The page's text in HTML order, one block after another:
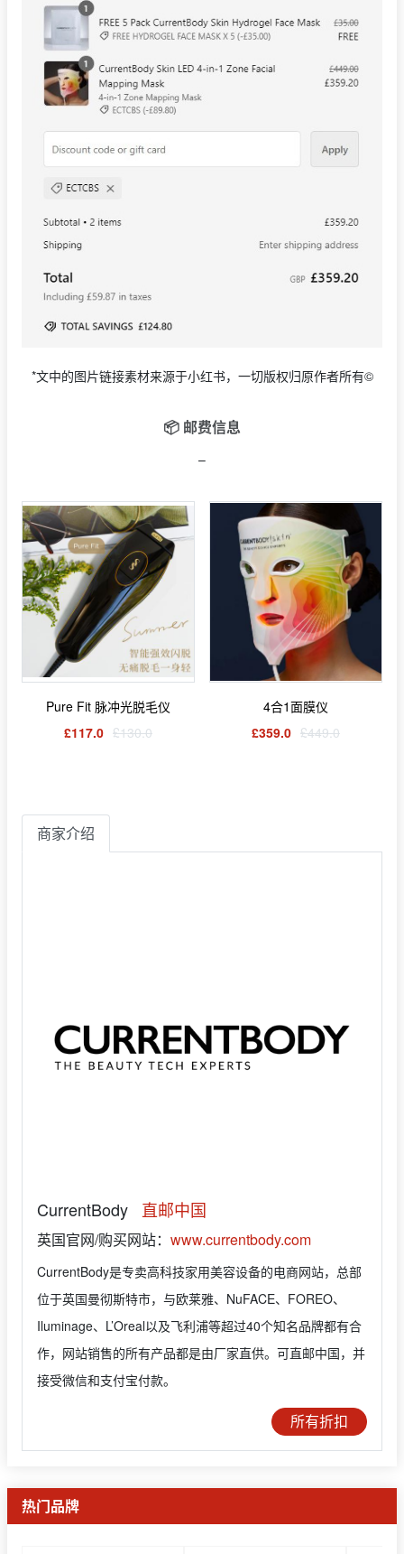
*文中的图片链接素材来源于小红书，一切版权归原作者所有©
📦 邮费信息
–
Pure Fit 脉冲光脱毛仪
£117.0 £130.0
4合1面膜仪
£359.0 £449.0
商家介绍
CurrentBody 直邮中国
英国官网/购买网站： www.currentbody.com
CurrentBody是专卖高科技家用美容设备的电商网站，总部
位于英国曼彻斯特市，与欧莱雅、NuFACE、FOREO、
Iluminage、L’Oreal以及飞利浦等超过40个知名品牌都有合
作，网站销售的所有产品都是由厂家直供。可直邮中国，并
接受微信和支付宝付款。
所有折扣
热门品牌